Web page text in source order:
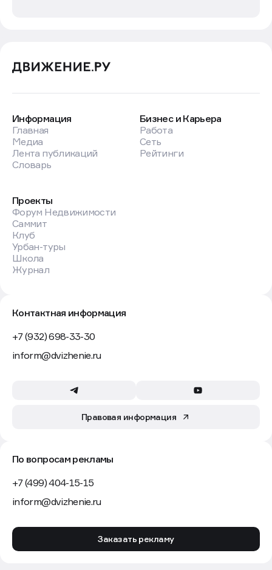
Информация
Главная
Медиа
Лента публикаций
Словарь
Бизнес и Карьера
Работа
Сеть
Рейтинги
Проекты
Форум Недвижимости
Саммит
Клуб
Урбан-туры
Школа
Журнал
Контактная информация
+7 (932) 698-33-30
inform@dvizhenie.ru
Правовая информация
По вопросам рекламы
+7 (499) 404-15-15
inform@dvizhenie.ru
Заказать рекламу